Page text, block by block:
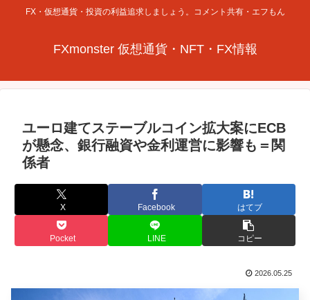
FX・仮想通貨・投資の利益追求しましょう。コメント共有・エフもん
FXmonster 仮想通貨・NFT・FX情報
ユーロ建てステーブルコイン拡大案にECB
が懸念、銀行融資や金利運営に影響も＝関
係者
X Facebook はてブ
Pocket LINE コピー
2026.05.25